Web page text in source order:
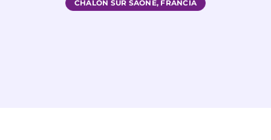
CHALON SUR SAONE, FRANCIA